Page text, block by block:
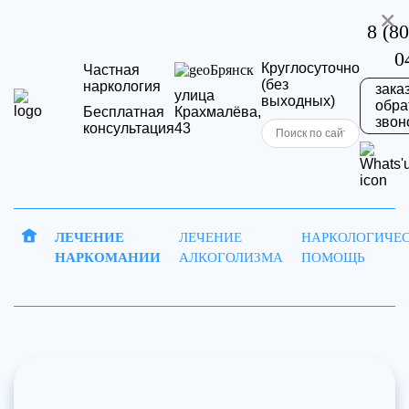
Частная
наркология
Бесплатная
консультация
Брянск
улица
Крахмалёва,
43
Круглосуточно
(без
выходных)
8
ЛЕЧЕНИЕ
НАРКОМАНИИ
ЛЕЧЕНИЕ
АЛКОГОЛИЗМА
ПОМОЩЬ
Запись
Ваша
Отправить
×